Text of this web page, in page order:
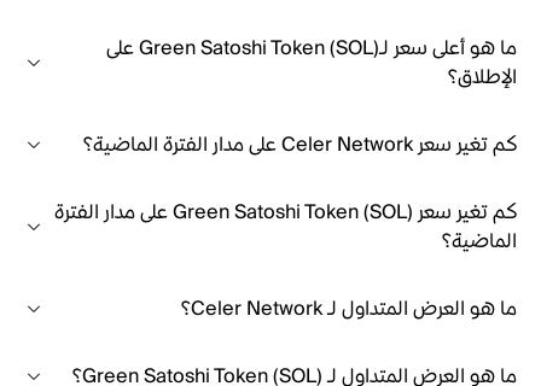
ما هو أعلى سعر لـGreen Satoshi Token (SOL) على
الإطلاق؟
كم تغير سعر Celer Network على مدار الفترة الماضية؟
كم تغير سعر Green Satoshi Token (SOL) على مدار الفترة
الماضية؟
ما هو العرض المتداول لـ Celer Network؟
ما هو العرض المتداول لـ Green Satoshi Token (SOL)؟